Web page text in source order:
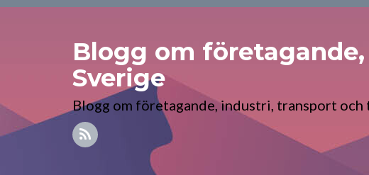
Blogg om
Sverige
Blogg om företagande, industri, transport